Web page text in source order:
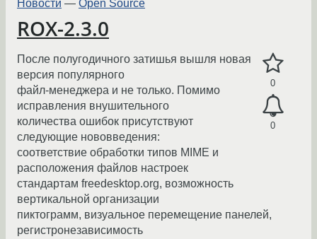
Новости — Open Source
ROX-2.3.0
0
0
После полугодичного затишья вышля новая
версия популярного
файл-менеджера и не только. Помимо
исправления внушительного
количества ошибок присутствуют
следующие нововведения:
cоответствие обработки типов MIME и
расположения файлов настроек
стандартам freedesktop.org, возможность
вертикальной организации
пиктограмм, визуальное перемещение панелей,
регистронезависимость